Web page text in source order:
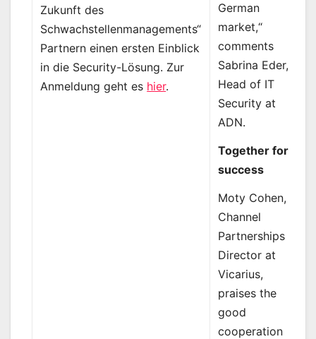
Zukunft des
Schwachstellenmanagements“
Partnern einen ersten Einblick
in die Security-Lösung. Zur
Anmeldung geht es hier.
German
market,“
comments
Sabrina Eder,
Head of IT
Security at
ADN.
Together for
success
Moty Cohen,
Channel
Partnerships
Director at
Vicarius,
praises the
good
cooperation